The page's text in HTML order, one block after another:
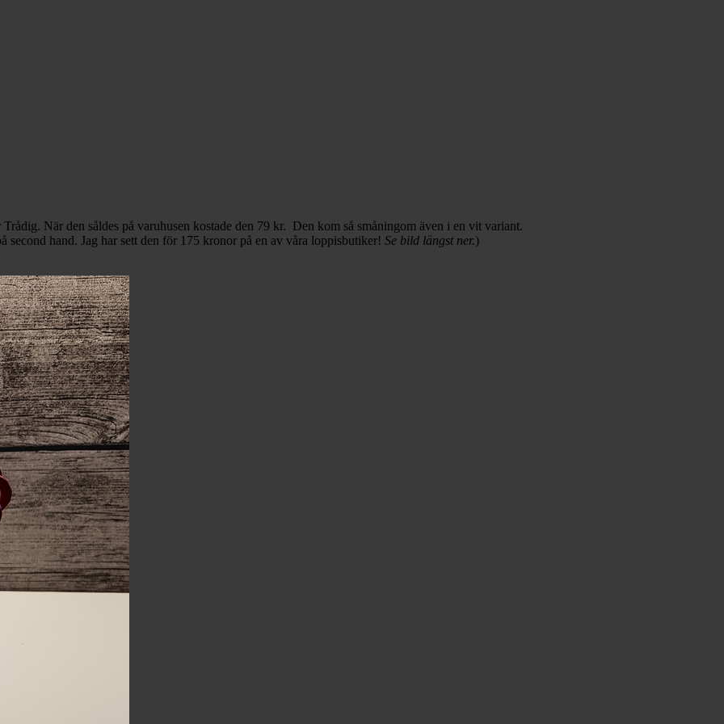
När den såldes på varuhusen kostade den 79 kr. Den kom så småningom även i en vit variant.
hand. Jag har sett den för 175 kronor på en av våra loppisbutiker! Se bild längst ner.)